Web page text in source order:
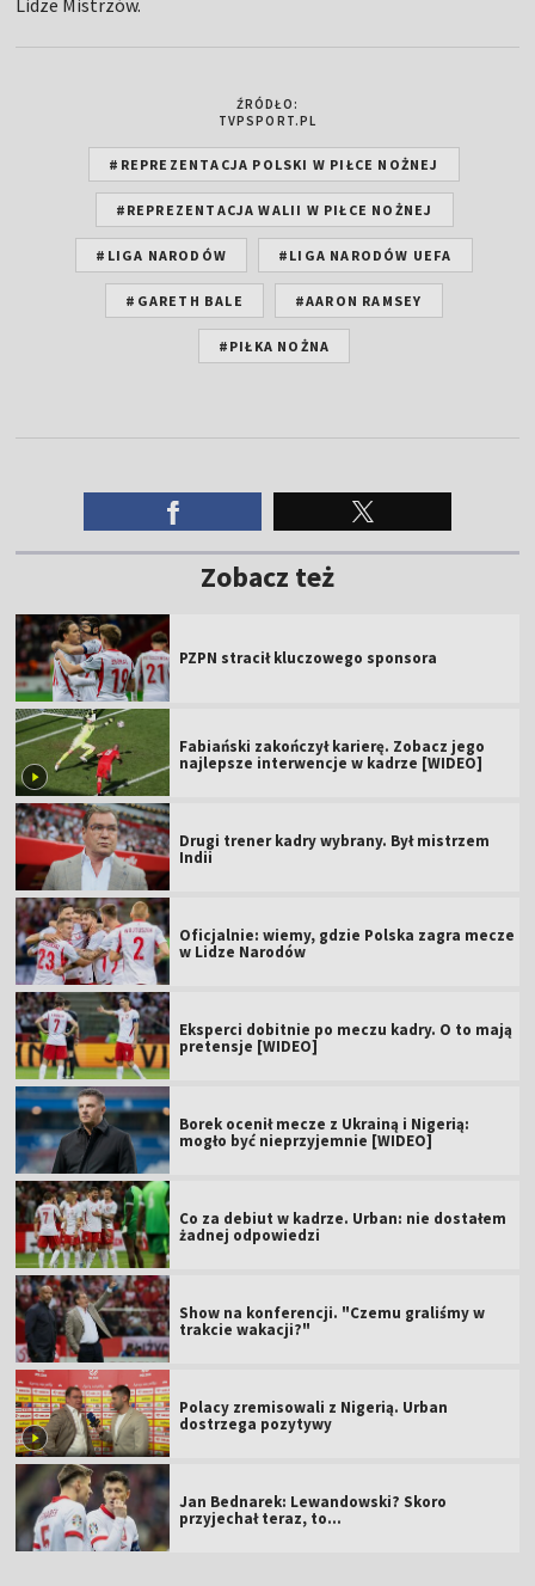
ŹRÓDŁO:
TVPSPORT.PL
#REPREZENTACJA POLSKI W PIŁCE NOŻNEJ
#REPREZENTACJA WALII W PIŁCE NOŻNEJ
#LIGA NARODÓW #LIGA NARODÓW UEFA
#GARETH BALE #AARON RAMSEY
#PIŁKA NOŻNA
Zobacz też
PZPN stracił kluczowego sponsora
Fabiański zakończył karierę. Zobacz jego
najlepsze interwencje w kadrze [WIDEO]
Drugi trener kadry wybrany. Był mistrzem
Indii
Oficjalnie: wiemy, gdzie Polska zagra mecze
w Lidze Narodów
Eksperci dobitnie po meczu kadry. O to mają
pretensje [WIDEO]
Borek ocenił mecze z Ukrainą i Nigerią:
mogło być nieprzyjemnie [WIDEO]
Co za debiut w kadrze. Urban: nie dostałem
żadnej odpowiedzi
Show na konferencji. "Czemu graliśmy w
trakcie wakacji?"
Polacy zremisowali z Nigerią. Urban
dostrzega pozytywy
Jan Bednarek: Lewandowski? Skoro
przyjechał teraz, to…